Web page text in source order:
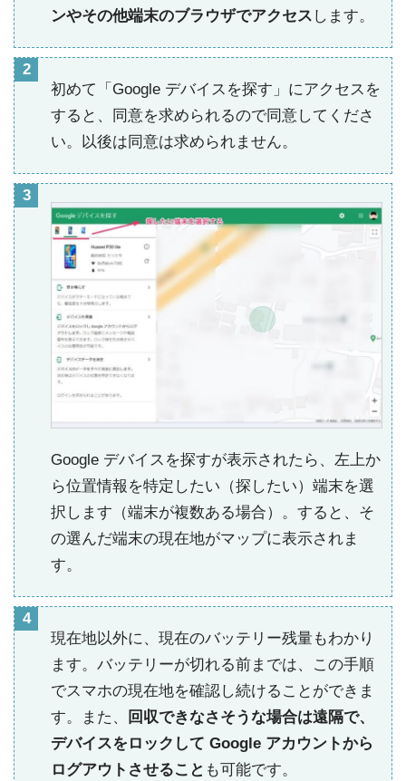
ンやその他端末のブラウザでアクセス します。
初めて「Google デバイスを探す」にアクセスを
すると、同意を求められるので同意してくださ
い。以後は同意は求められません。
Google デバイスを探すが表示されたら、左上か
ら位置情報を特定したい（探したい）端末を選
択します（端末が複数ある場合）。すると、そ
の選んだ端末の現在地がマップに表示されま
す。
現在地以外に、現在のバッテリー残量もわかり
ます。バッテリーが切れる前までは、この手順
でスマホの現在地を確認し続けることができま
す。また、
回収できなさそうな場合は遠隔で、
デバイスをロックして Google アカウントから
ログアウトさせること も可能です。